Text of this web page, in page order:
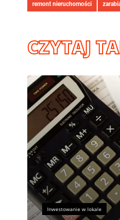
remont nieruchomości
CZYTAJ
Inwestowanie w lokale